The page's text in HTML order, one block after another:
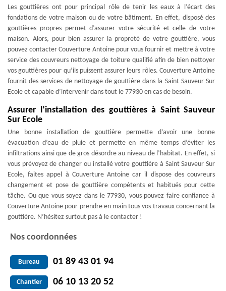
Les gouttières ont pour principal rôle de tenir les eaux à l’écart des
fondations de votre maison ou de votre bâtiment. En effet, disposé des
gouttières propres permet d’assurer votre sécurité et celle de votre
maison. Alors, pour bien assurer la propreté de votre gouttière, vous
pouvez contacter Couverture Antoine pour vous fournir et mettre à votre
service des couvreurs nettoyage de toiture qualifié afin de bien nettoyer
vos gouttières pour qu’ils puissent assurer leurs rôles. Couverture Antoine
fournit des services de nettoyage de gouttière dans la Saint Sauveur Sur
Ecole et capable d’intervenir dans tout le 77930 en cas de besoin.
Assurer l’installation des gouttières à Saint Sauveur
Sur Ecole
Une bonne installation de gouttière permette d’avoir une bonne
évacuation d’eau de pluie et permette en même temps d’éviter les
infiltrations ainsi que de gros désordre au niveau de l’habitat. En effet, si
vous prévoyez de changer ou installé votre gouttière à Saint Sauveur Sur
Ecole, faites appel à Couverture Antoine car il dispose des couvreurs
changement et pose de gouttière compétents et habitués pour cette
tâche. Ou que vous soyez dans le 77930, vous pouvez faire confiance à
Couverture Antoine pour prendre en main tous vos travaux concernant la
gouttière. N’hésitez surtout pas à le contacter !
Nos coordonnées
Bureau 01 89 43 01 94
Chantier 06 10 13 20 52